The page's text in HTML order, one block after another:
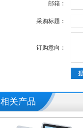
邮箱：
采购标题：
订购意向：
相关产品